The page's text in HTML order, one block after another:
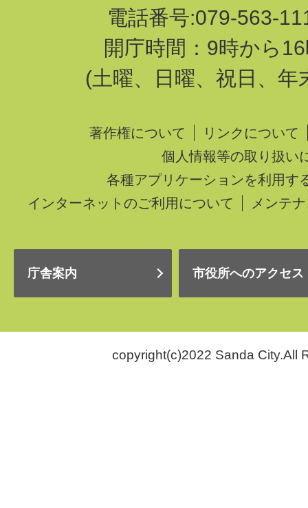
電話番号:079-563-
開庁時間：9時から
(土曜、日曜、祝日、年
著作権について
リンクについて
個人情報等の取り扱い
各種アプリケーションを利用す
インターネットのご利用について
メンテ
庁舎案内 市役所へのアクセス
copyright(c)2022 Sanda City.All